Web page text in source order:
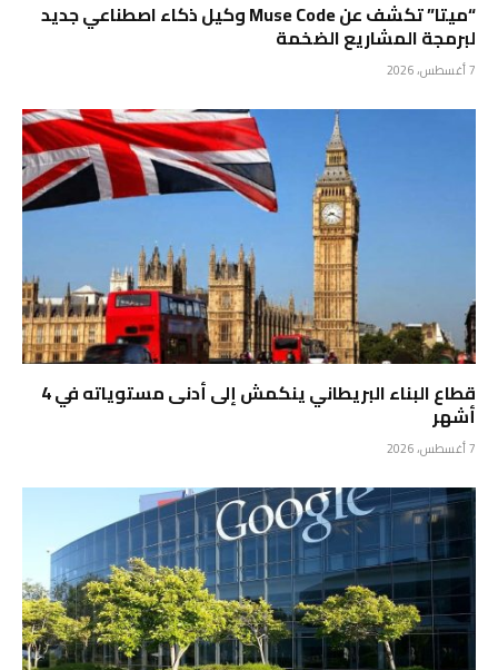
“ميتا” تكشف عن Muse Code وكيل ذكاء اصطناعي جديد
لبرمجة المشاريع الضخمة
7 أغسطس، 2026
قطاع البناء البريطاني ينكمش إلى أدنى مستوياته في 4
أشهر
7 أغسطس، 2026